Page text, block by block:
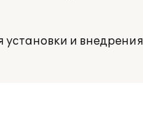
и внедрения